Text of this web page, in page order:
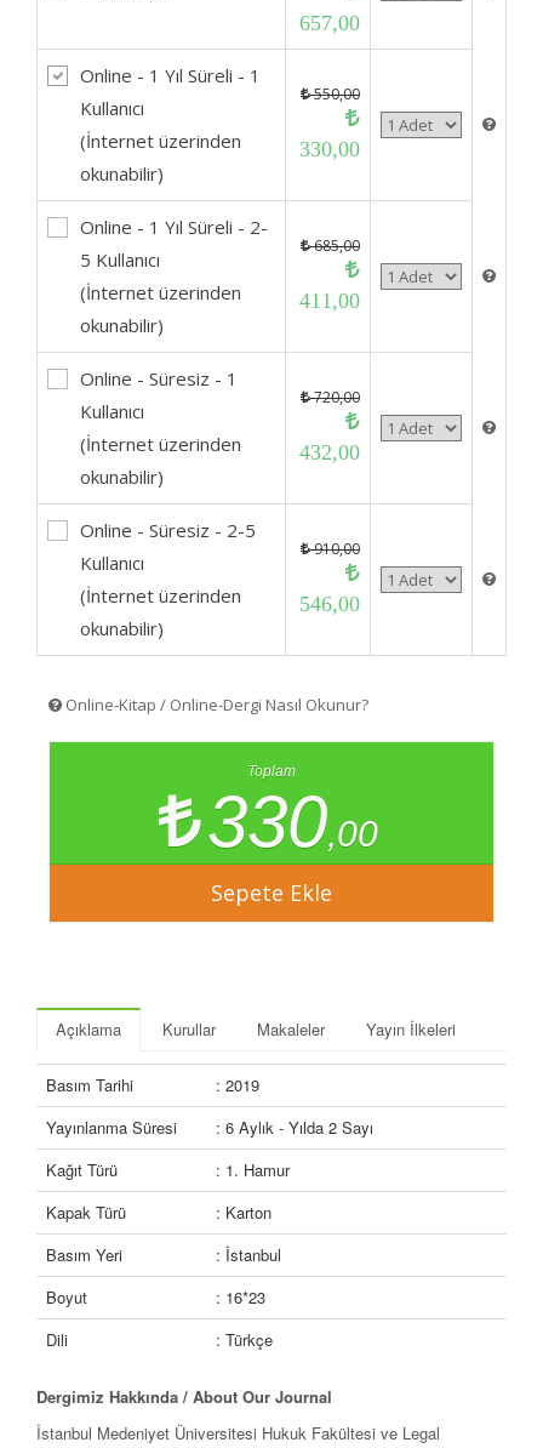
657,00
Online - 1 Yıl Süreli - 1
Kullanıcı
(İnternet üzerinden
okunabilir)
550,00
330,00
Online - 1 Yıl Süreli - 2-
5 Kullanıcı
(İnternet üzerinden
okunabilir)
685,00
411,00
Online - Süresiz - 1
Kullanıcı
(İnternet üzerinden
okunabilir)
720,00
432,00
Online - Süresiz - 2-5
Kullanıcı
(İnternet üzerinden
okunabilir)
910,00
546,00
Online-Kitap / Online-Dergi Nasıl Okunur?
Toplam
330,00
Açıklama Kurullar Makaleler Yayın İlkeleri
Basım Tarihi
: 2019
Yayınlanma Süresi
: 6 Aylık - Yılda 2 Sayı
Kağıt Türü
: 1. Hamur
Kapak Türü
: Karton
Basım Yeri
: İstanbul
Boyut
: 16*23
Dili
: Türkçe
Dergimiz Hakkında / About Our Journal
İstanbul Medeniyet Üniversitesi Hukuk Fakültesi ve Legal